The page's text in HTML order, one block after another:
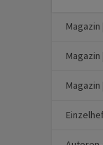
Magazin